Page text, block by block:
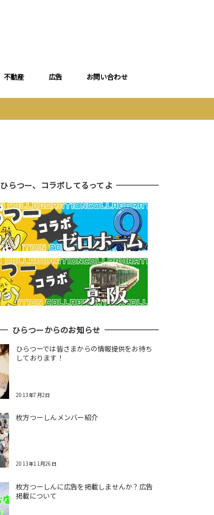
不動産 広告 お問い合わせ
ひらつー、コラボしてるってよ
ひらつーからのお知らせ
ひらつーでは皆さまからの情報提供をお待ち
しております！
2013年7月2日
枚方つーしんメンバー紹介
2013年11月26日
枚方つーしんに広告を掲載しませんか？広告
掲載について